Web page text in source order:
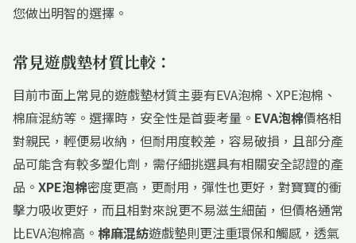
您做出明智的選擇。
常見遊戲墊材質比較：
目前市面上常見的遊戲墊材質主要有EVA泡棉、XPE泡棉、
棉麻混紡等。選擇時，安全性是首要考量。 EVA泡棉價格相
對親民，輕便易收納，但耐用度較差，容易破損，且部分產
品可能含有較多塑化劑，需仔細挑選具有相關安全認證的產
品。 XPE泡棉密度更高，更耐用，彈性也更好，對寶寶的衝
擊力吸收更好，而且相對來說更不易滋生細菌，但價格通常
比EVA泡棉高。 棉麻混紡遊戲墊則更注重環保和觸感，透氣